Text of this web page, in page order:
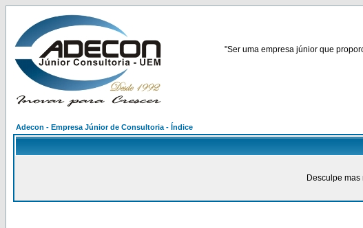
"Ser uma empresa júnior que
Adecon - Empresa Júnior de Consultoria - Índice
Desculpe